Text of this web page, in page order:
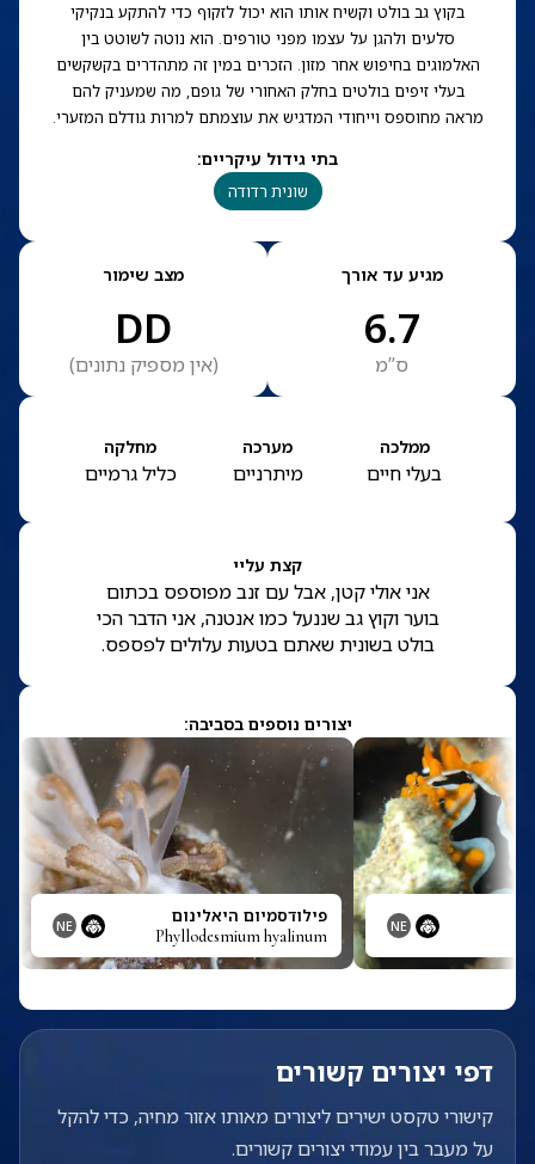
בקוץ גב בולט וקשיח אותו הוא יכול לזקוף כדי להתקע בנקיקי
סלעים ולהגן על עצמו מפני טורפים. הוא נוטה לשוטט בין
האלמוגים בחיפוש אחר מזון. הזכרים במין זה מתהדרים בקשקשים
בעלי זיפים בולטים בחלק האחורי של גופם, מה שמעניק להם
מראה מחוספס וייחודי המדגיש את עוצמתם למרות גודלם המזערי.
בתי גידול עיקריים:
שונית רדודה
מגיע עד אורך
6.7
ס”מ
מצב שימור
DD
(אין מספיק נתונים)
ממלכה
בעלי חיים
מערכה
מיתרניים
מחלקה
כליל גרמיים
קצת עליי
אני אולי קטן, אבל עם זנב מפוספס בכתום
בוער וקוץ גב שננעל כמו אנטנה, אני הדבר הכי
בולט בשונית שאתם בטעות עלולים לפספס.
יצורים נוספים בסביבה:
NE פילודסמיום היאלינום
Phyllodesmium hyalinum
NE
דפי יצורים קשורים
קישורי טקסט ישירים ליצורים מאותו אזור מחיה, כדי להקל
על מעבר בין עמודי יצורים קשורים.